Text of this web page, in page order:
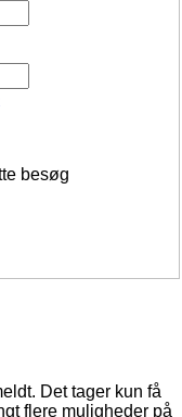
besøg
Det tager kun få
flere muligheder på